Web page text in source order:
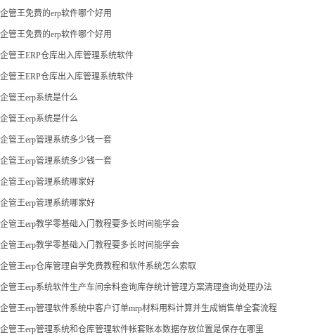
企管王免费的erp软件哪个好用
企管王免费的erp软件哪个好用
企管王ERP仓库出入库管理系统软件
企管王ERP仓库出入库管理系统软件
企管王erp系统是什么
企管王erp系统是什么
企管王erp管理系统多少钱一套
企管王erp管理系统多少钱一套
企管王erp管理系统哪家好
企管王erp管理系统哪家好
企管王erp教学零基础入门教程要多长时间能学会
企管王erp教学零基础入门教程要多长时间能学会
企管王erp仓库管理自学免费教程和软件系统怎么索取
企管王erp系统软件生产车间余料查询库存统计管理方案清理查询处理办法
企管王erp管理软件系统中客户订单mrp材料用料计算并生成销售单全套流程
企管王erp管理系统和仓库管理软件帐套账本数据存放位置是保存在哪里